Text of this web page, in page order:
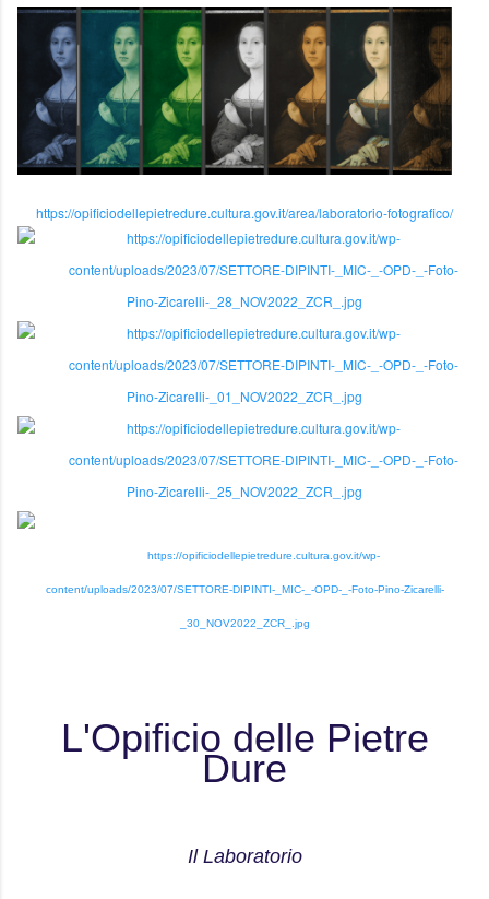
https://opificiodellepietredure.cultura.gov.it/area/laboratorio-fotografico/
https://opificiodellepietredure.cultura.gov.it/wp-
content/uploads/2023/07/SETTORE-DIPINTI-_MIC-_-OPD-_-Foto-
Pino-Zicarelli-_28_NOV2022_ZCR_.jpg
https://opificiodellepietredure.cultura.gov.it/wp-
content/uploads/2023/07/SETTORE-DIPINTI-_MIC-_-OPD-_-Foto-
Pino-Zicarelli-_01_NOV2022_ZCR_.jpg
https://opificiodellepietredure.cultura.gov.it/wp-
content/uploads/2023/07/SETTORE-DIPINTI-_MIC-_-OPD-_-Foto-
Pino-Zicarelli-_25_NOV2022_ZCR_.jpg
https://opificiodellepietredure.cultura.gov.it/wp-
content/uploads/2023/07/SETTORE-DIPINTI-_MIC-_-OPD-_-Foto-Pino-Zicarelli-
_30_NOV2022_ZCR_.jpg
L'Opificio delle Pietre
Dure
Il Laboratorio